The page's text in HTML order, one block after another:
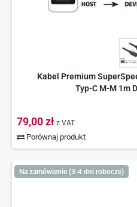
Kabel Premium
Typ-C M-M 1m
79,00 zł z VAT
Porównaj produkt
Na zamówienie (3-4 dni robocze)